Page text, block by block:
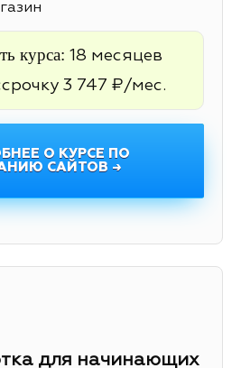
курса: 18 месяцев
3 747 ₽/мес.
О КУРСЕ ПО
САЙТОВ →
для начинающих